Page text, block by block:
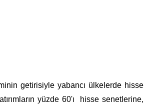
getirisiyle yabancı ülkelerde hisse
yüzde 60'ı hisse senetlerine,